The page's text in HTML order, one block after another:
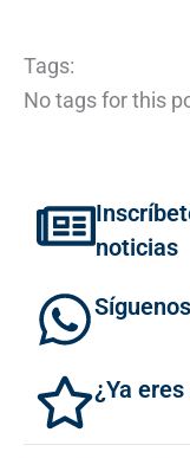
Tags:
No tags for this
noticias
¿Ya